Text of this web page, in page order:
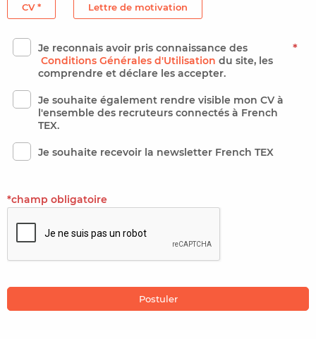
CV * Lettre de motivation
Je reconnais avoir pris connaissance des
Conditions Générales d'Utilisation du site, les
comprendre et déclare les accepter.
*
Je souhaite également rendre visible mon CV à
l'ensemble des recruteurs connectés à French
TEX.
Je souhaite recevoir la newsletter French TEX
*champ obligatoire